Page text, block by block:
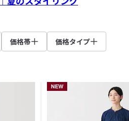
価格帯 価格タイプ
NEW